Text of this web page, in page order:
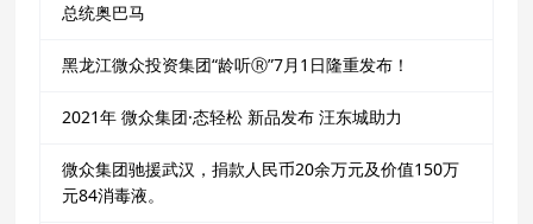
总统奥巴马
黑龙江微众投资集团“龄听Ⓡ”7月1日隆重发布！
2021年 微众集团·态轻松 新品发布 汪东城助力
微众集团驰援武汉，捐款人民币20余万元及价值150万
元84消毒液。